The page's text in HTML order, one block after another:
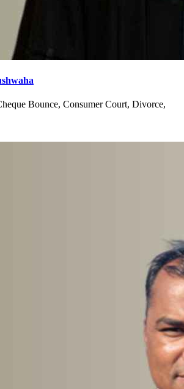
Bounce, Consumer Court, Divorce,